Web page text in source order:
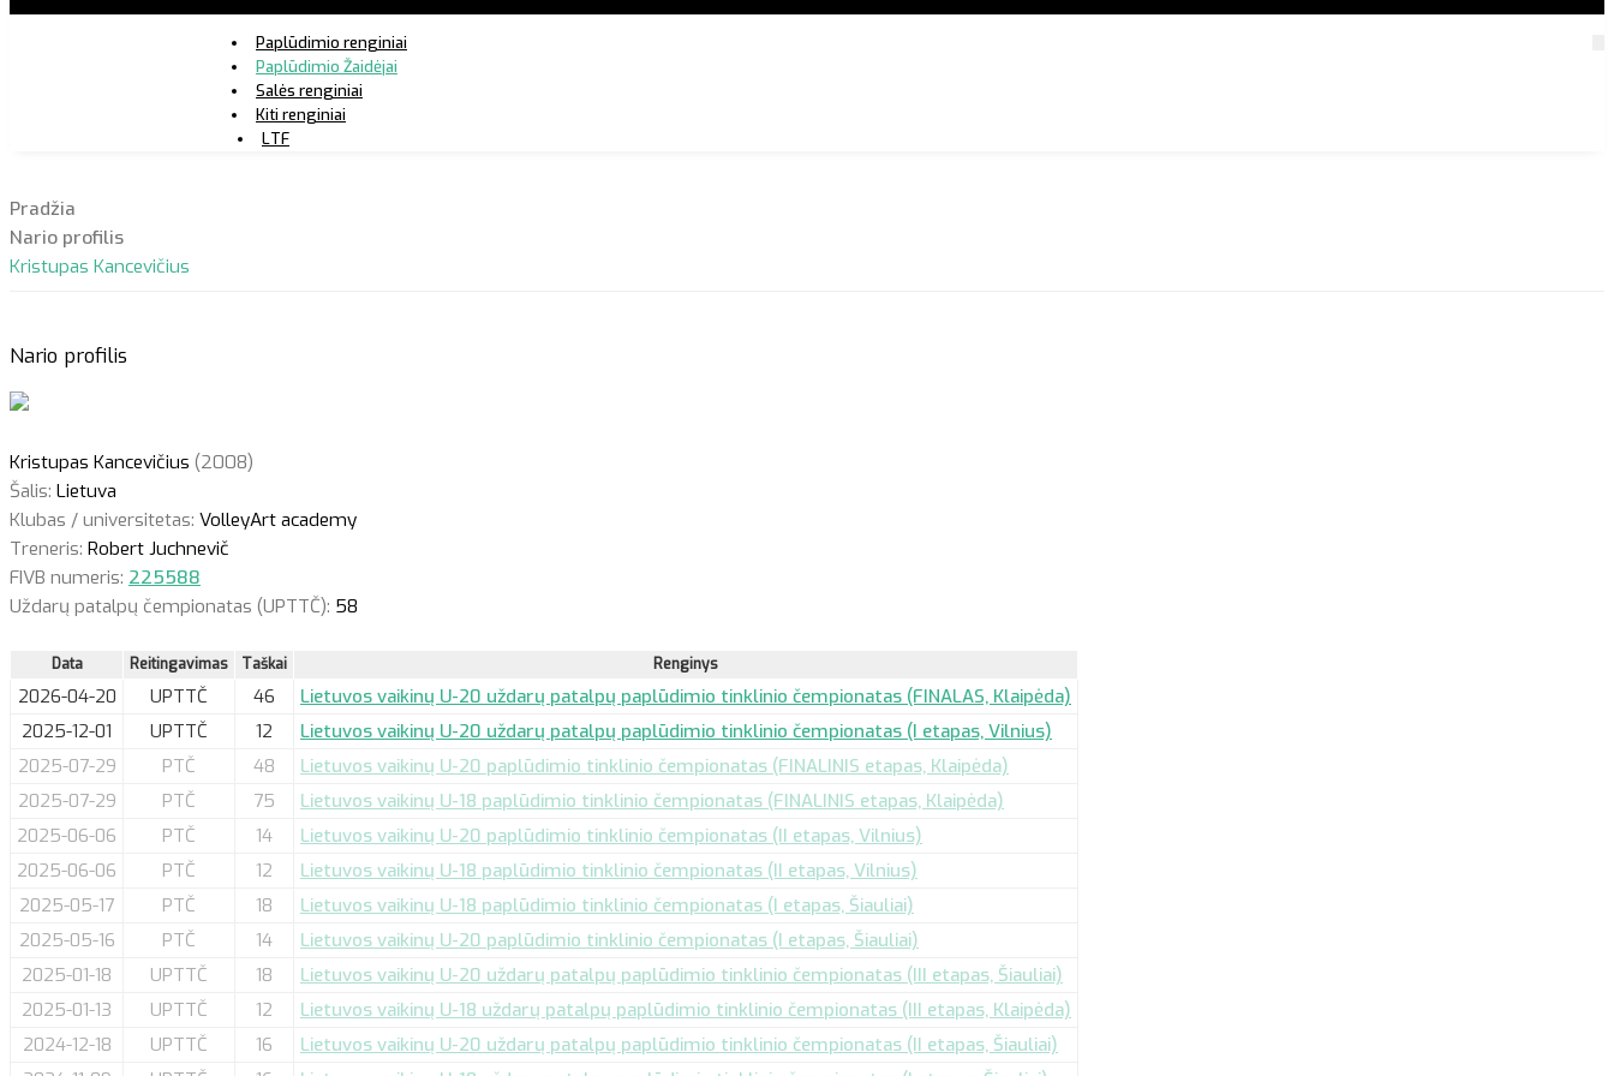
Paplūdimio renginiai
Paplūdimio Žaidėjai
Salės renginiai
Kiti renginiai
LTF
Pradžia
Nario profilis
Kristupas Kancevičius
Nario profilis
Kristupas Kancevičius (2008)
Šalis: Lietuva
Klubas / universitetas: VolleyArt academy
Treneris: Robert Juchnevič
FIVB numeris: 225588
Uždarų patalpų čempionatas (UPTTČ): 58
Data Reitingavimas Taškai Renginys
2026-04-20 UPTTČ 46
Lietuvos vaikinų U-20 uždarų patalpų paplūdimio tinklinio čempionatas (FINALAS, Klaipėda)
2025-12-01
UPTTČ 12
Lietuvos vaikinų U-20 uždarų patalpų paplūdimio tinklinio čempionatas (I etapas, Vilnius)
2025-07-29
PTČ 48
Lietuvos vaikinų U-20 paplūdimio tinklinio čempionatas (FINALINIS etapas, Klaipėda)
2025-07-29
PTČ 75
Lietuvos vaikinų U-18 paplūdimio tinklinio čempionatas (FINALINIS etapas, Klaipėda)
2025-06-06
PTČ 14
Lietuvos vaikinų U-20 paplūdimio tinklinio čempionatas (II etapas, Vilnius)
2025-06-06
PTČ 12
Lietuvos vaikinų U-18 paplūdimio tinklinio čempionatas (II etapas, Vilnius)
2025-05-17
PTČ 18
Lietuvos vaikinų U-18 paplūdimio tinklinio čempionatas (I etapas, Šiauliai)
2025-05-16
PTČ 14
Lietuvos vaikinų U-20 paplūdimio tinklinio čempionatas (I etapas, Šiauliai)
2025-01-18
UPTTČ 18
Lietuvos vaikinų U-20 uždarų patalpų paplūdimio tinklinio čempionatas (III etapas, Šiauliai)
2025-01-13
UPTTČ 12
Lietuvos vaikinų U-18 uždarų patalpų paplūdimio tinklinio čempionatas (III etapas, Klaipėda)
2024-12-18
UPTTČ 16
Lietuvos vaikinų U-20 uždarų patalpų paplūdimio tinklinio čempionatas (II etapas, Šiauliai)